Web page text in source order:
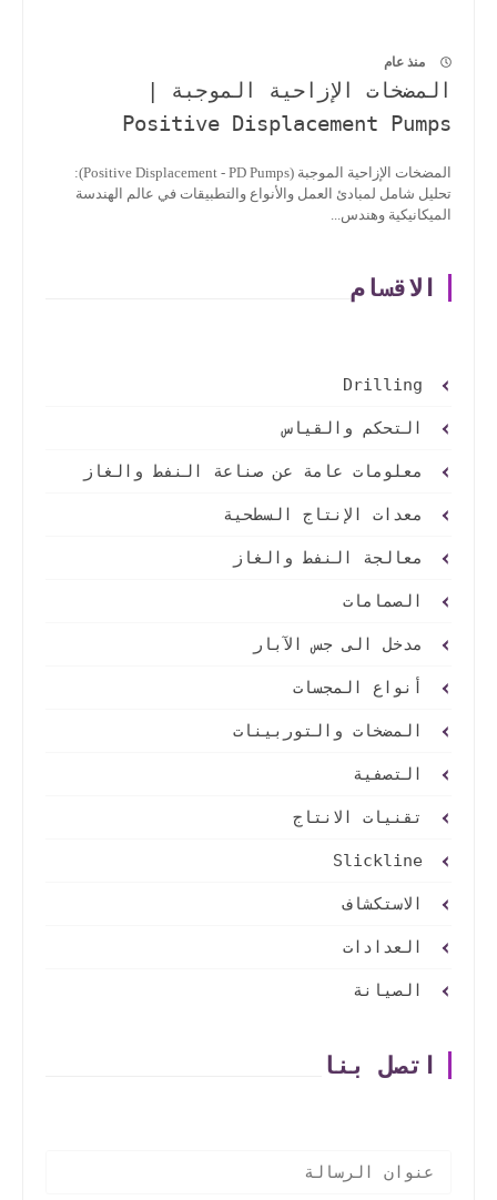
منذ عام
المضخات الإزاحية الموجبة |
Positive Displacement Pumps
المضخات الإزاحية الموجبة (Positive Displacement - PD Pumps):
تحليل شامل لمبادئ العمل والأنواع والتطبيقات في عالم الهندسة
الميكانيكية وهندس...
الاقسام
التحكم والقياس
معلومات عامة عن صناعة النفط والغاز
معدات الإنتاج السطحية
معالجة النفط والغاز
الصمامات
مدخل الى جس الآبار
أنواع المجسات
المضخات والتوربينات
التصفية
تقنيات الانتاج
Slickline
الاستكشاف
العدادات
الصيانة
اتصل بنا